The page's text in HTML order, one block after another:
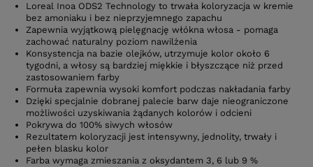
Loreal Inoa ODS2 Technology to trwała koloryzacja w kremie
bez amoniaku i bez nieprzyjemnego zapachu
Zapewnia wyjątkową pielęgnację włókna włosa - pomaga
zachować naturalny poziom nawilżenia
Konsystencja na bazie olejków, utrzymuje kolor około 6
tygodni, a włosy są bardziej miękkie i błyszczące niż przed
zastosowaniem farby
Formuła zapewnia wysoki komfort podczas nakładania farby
Dzięki specjalnie dobranej palecie barw daje nieograniczone
możliwości uzyskiwania żądanych kolorów i odcieni
Pokrywa do 100% siwych włosów
Rezultatem koloryzacji jest intensywny, jednolity, trwały i
pełen blasku kolor
Farba wymaga zmieszania z oksydantem 3, 6 lub 9 %